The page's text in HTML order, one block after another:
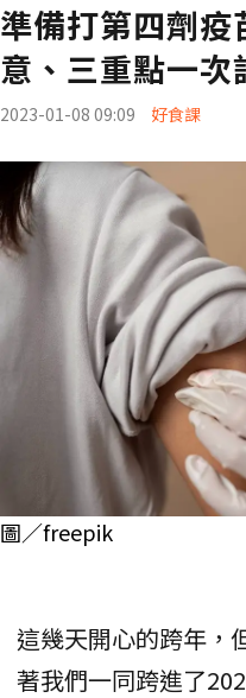
準備打第四劑
意、三重點一次
2023-01-08 09:09 好食課
圖／freepik
這幾天開心的跨年，
著我們一同跨進了